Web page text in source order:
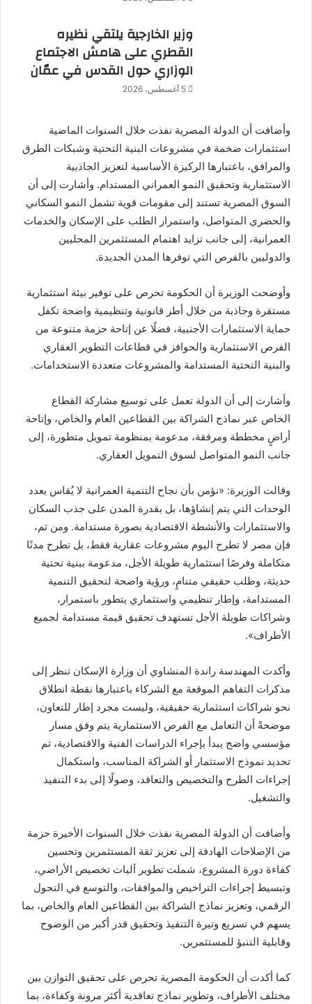
وزير الخارجية يلتقي نظيره
القطري على هامش الاجتماع
الوزاري حول القدس في عمّان
5 أغسطس، 2026
وأضافت أن الدولة المصرية نفذت خلال السنوات الماضية
استثمارات ضخمة في مشروعات البنية التحتية وشبكات الطرق
والمرافق، باعتبارها الركيزة الأساسية لتعزيز الجاذبية
الاستثمارية وتحقيق النمو العمراني المستدام. وأشارت إلى أن
السوق المصرية تستند إلى مقومات قوية تشمل النمو السكاني
والحضري المتواصل، واستمرار الطلب على الإسكان والخدمات
العمرانية، إلى جانب تزايد اهتمام المستثمرين المحليين
والدوليين بالفرص التي توفرها المدن الجديدة.
وأوضحت الوزيرة أن الحكومة تحرص على توفير بيئة استثمارية
مستقرة وجاذبة من خلال أطر قانونية وتنظيمية واضحة تكفل
حماية الاستثمارات الأجنبية، فضلًا عن إتاحة حزمة متنوعة من
الفرص الاستثمارية والحوافز في قطاعات التطوير العقاري
والبنية التحتية المستدامة والمشروعات متعددة الاستخدامات.
وأشارت إلى أن الدولة تعمل على توسيع مشاركة القطاع
الخاص عبر نماذج الشراكة بين القطاعين العام والخاص، وإتاحة
أراضٍ مخططة ومرفقة، مدعومة بمنظومة تمويل متطورة، إلى
جانب النمو المتواصل لسوق التمويل العقاري.
وقالت الوزيرة: «نؤمن بأن نجاح التنمية العمرانية لا يُقاس بعدد
الوحدات التي يتم إنشاؤها، بل بقدرة المدن على جذب السكان
والاستثمارات والأنشطة الاقتصادية بصورة مستدامة. ومن ثم،
فإن مصر لا تطرح اليوم مشروعات عقارية فقط، بل تطرح مدنًا
متكاملة وفرصًا استثمارية طويلة الأجل، مدعومة ببنية تحتية
حديثة، وطلب حقيقي متنامٍ، ورؤية واضحة لتحقيق التنمية
المستدامة، وإطار تنظيمي واستثماري يتطور باستمرار،
وشراكات طويلة الأجل تستهدف تحقيق قيمة مستدامة لجميع
الأطراف».
وأكدت المهندسة راندة المنشاوي أن وزارة الإسكان تنظر إلى
مذكرات التفاهم الموقعة مع الشركاء باعتبارها نقطة انطلاق
نحو شراكات استثمارية حقيقية، وليست مجرد إطار للتعاون،
موضحةً أن التعامل مع الفرص الاستثمارية يتم وفق مسار
مؤسسي واضح يبدأ بإجراء الدراسات الفنية والاقتصادية، ثم
تحديد نموذج الاستثمار أو الشراكة المناسب، واستكمال
إجراءات الطرح والتخصيص والتعاقد، وصولًا إلى بدء التنفيذ
والتشغيل.
وأضافت أن الدولة المصرية نفذت خلال السنوات الأخيرة حزمة
من الإصلاحات الهادفة إلى تعزيز ثقة المستثمرين وتحسين
كفاءة دورة المشروع، شملت تطوير آليات تخصيص الأراضي،
وتبسيط إجراءات التراخيص والموافقات، والتوسع في التحول
الرقمي، وتعزيز نماذج الشراكة بين القطاعين العام والخاص، بما
يسهم في تسريع وتيرة التنفيذ وتحقيق قدر أكبر من الوضوح
وقابلية التنبؤ للمستثمرين.
كما أكدت أن الحكومة المصرية تحرص على تحقيق التوازن بين
مختلف الأطراف، وتطوير نماذج تعاقدية أكثر مرونة وكفاءة، بما